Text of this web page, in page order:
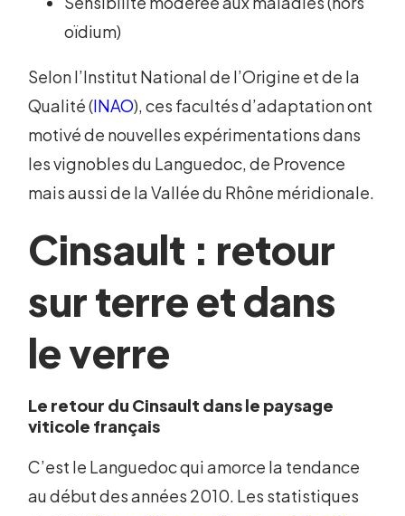
oïdium)
Selon l’Institut National de l’Origine et de la
Qualité (INAO), ces facultés d’adaptation ont
motivé de nouvelles expérimentations dans
les vignobles du Languedoc, de Provence
mais aussi de la Vallée du Rhône méridionale.
Cinsault : retour
sur terre et dans
le verre
Le retour du Cinsault dans le paysage
viticole français
C’est le Languedoc qui amorce la tendance
au début des années 2010. Les statistiques